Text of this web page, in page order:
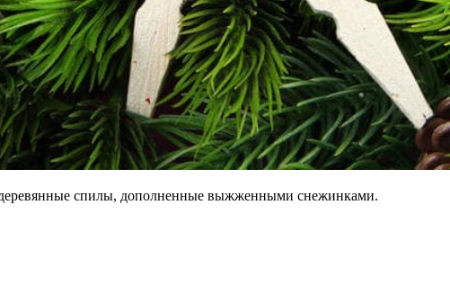
спилы, дополненные выжженными снежинками.